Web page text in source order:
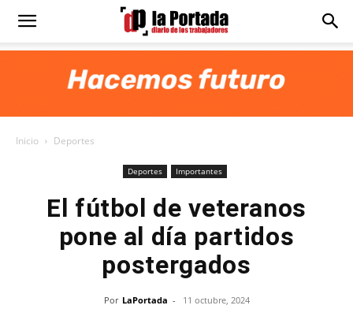
Diario
Inicio Deportes
Deportes Importantes
El fútbol de veteranos
pone al día partidos
postergados
Por LaPortada - 11 octubre, 2024